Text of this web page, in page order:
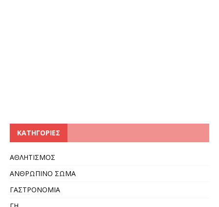
KΑΤΗΓΟΡΊΕΣ
ΑΘΛΗΤΙΣΜΟΣ
ΑΝΘΡΩΠΙΝΟ ΣΩΜΑ
ΓΑΣΤΡΟΝΟΜΙΑ